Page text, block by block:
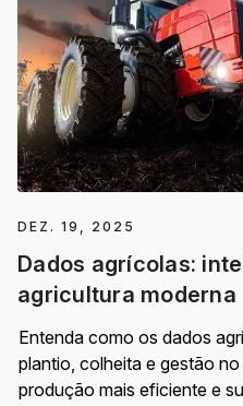
DEZ. 19, 2025
Dados agrícolas:
agricultura moderna
Entenda como os dados
plantio, colheita e gestão
produção mais eficiente e